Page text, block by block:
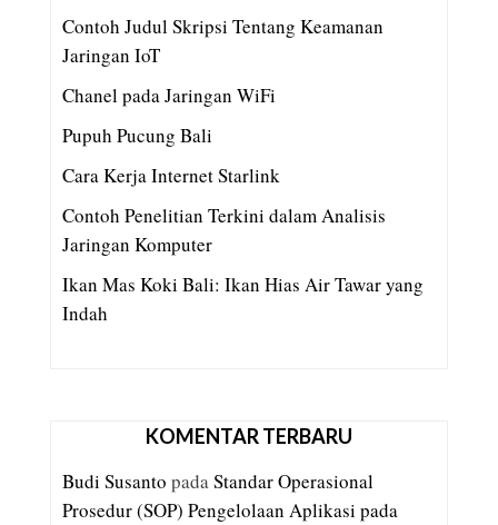
Contoh Judul Skripsi Tentang Keamanan
Jaringan IoT
Chanel pada Jaringan WiFi
Pupuh Pucung Bali
Cara Kerja Internet Starlink
Contoh Penelitian Terkini dalam Analisis
Jaringan Komputer
Ikan Mas Koki Bali: Ikan Hias Air Tawar yang
Indah
KOMENTAR TERBARU
Budi Susanto padaStandar Operasional
Prosedur (SOP) Pengelolaan Aplikasi pada